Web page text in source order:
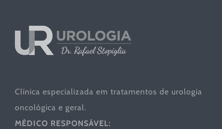
Clínica especializada em tratamentos de urologia
oncológica e geral.
MÉDICO RESPONSÁVEL: